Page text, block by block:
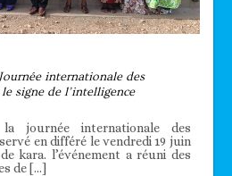
internationale des
signe de l’intelligence
journée internationale des
en différé le vendredi 19 juin
kara. l’événement a réuni des
de […]